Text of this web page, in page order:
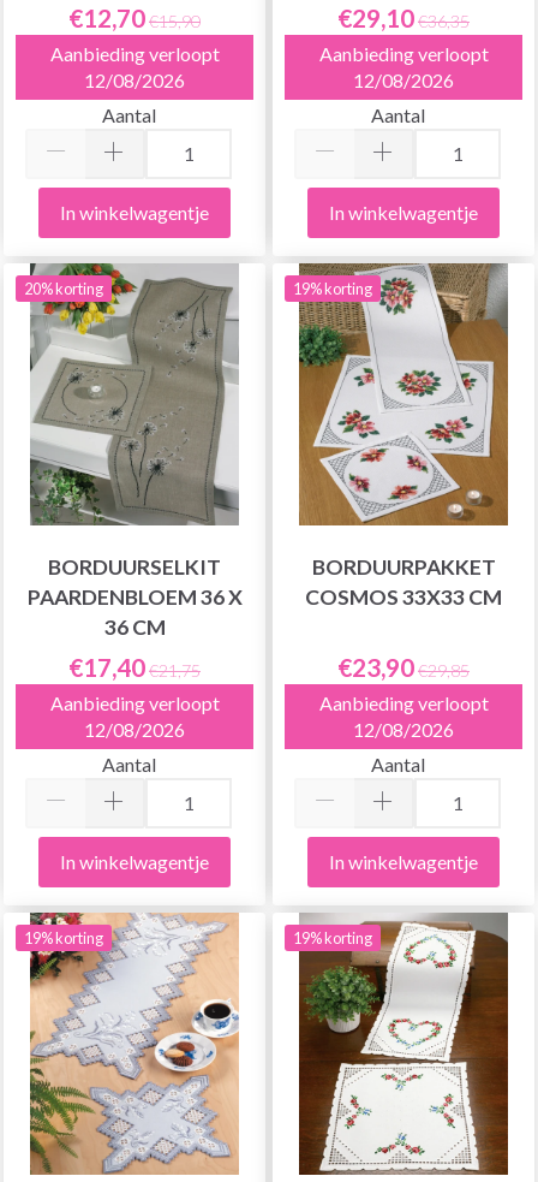
€12,70€15,90
Aanbieding verloopt
12/08/2026
Aantal
In winkelwagentje
€29,10€36,35
Aanbieding verloopt
12/08/2026
Aantal
In winkelwagentje
20% korting
BORDUURSELKIT
PAARDENBLOEM 36 X
36 CM
€17,40€21,75
Aanbieding verloopt
12/08/2026
Aantal
In winkelwagentje
19% korting
BORDUURPAKKET
COSMOS 33X33 CM
€23,90€29,85
Aanbieding verloopt
12/08/2026
Aantal
In winkelwagentje
19% korting 19% korting